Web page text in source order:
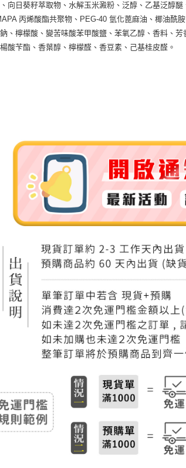
向日葵籽萃取物、水解玉米澱粉、泛醇、乙基泛醇
丙烯酸酯共聚物、PEG-40 氫化蓖麻油、椰油酰
、檸檬酸、變苦味酸苯甲酸鹽、苯氧乙醇、香料、
酸苄酯、香葉醇、檸檬醛、香豆素、己基桂皮醛。